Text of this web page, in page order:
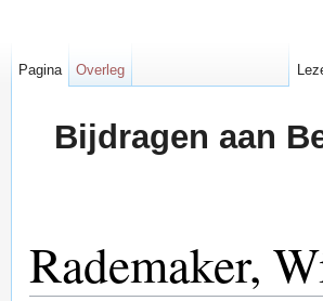
Bijdragen aan
Rademaker,
Pagina Overleg